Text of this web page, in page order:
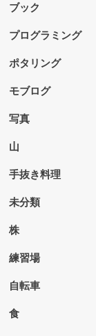
ブック
プログラミング
ポタリング
モブログ
写真
山
手抜き料理
未分類
株
練習場
自転車
食